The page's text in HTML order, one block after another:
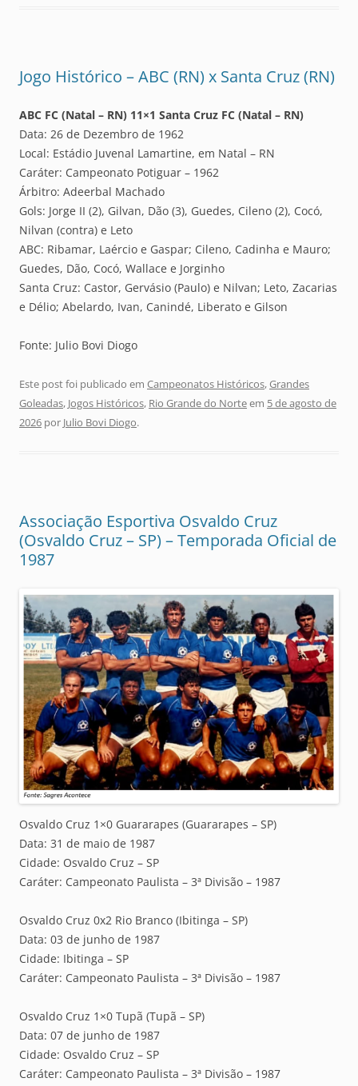
Jogo Histórico – ABC (RN) x Santa Cruz (RN)
ABC FC (Natal – RN) 11×1 Santa Cruz FC (Natal – RN)
Data: 26 de Dezembro de 1962
Local: Estádio Juvenal Lamartine, em Natal – RN
Caráter: Campeonato Potiguar – 1962
Árbitro: Adeerbal Machado
Gols: Jorge II (2), Gilvan, Dão (3), Guedes, Cileno (2), Cocó,
Nilvan (contra) e Leto
ABC: Ribamar, Laércio e Gaspar; Cileno, Cadinha e Mauro;
Guedes, Dão, Cocó, Wallace e Jorginho
Santa Cruz: Castor, Gervásio (Paulo) e Nilvan; Leto, Zacarias
e Délio; Abelardo, Ivan, Canindé, Liberato e Gilson
Fonte: Julio Bovi Diogo
Este post foi publicado em Campeonatos Históricos,Grandes
Goleadas, Jogos Históricos, Rio Grande do Norteem 5 de agosto de
2026 por Julio Bovi Diogo.
Associação Esportiva Osvaldo Cruz
(Osvaldo Cruz – SP) – Temporada Oficial de
1987
Osvaldo Cruz 1×0 Guararapes (Guararapes – SP)
Data: 31 de maio de 1987
Cidade: Osvaldo Cruz – SP
Caráter: Campeonato Paulista – 3ª Divisão – 1987
Osvaldo Cruz 0x2 Rio Branco (Ibitinga – SP)
Data: 03 de junho de 1987
Cidade: Ibitinga – SP
Caráter: Campeonato Paulista – 3ª Divisão – 1987
Osvaldo Cruz 1×0 Tupã (Tupã – SP)
Data: 07 de junho de 1987
Cidade: Osvaldo Cruz – SP
Caráter: Campeonato Paulista – 3ª Divisão – 1987